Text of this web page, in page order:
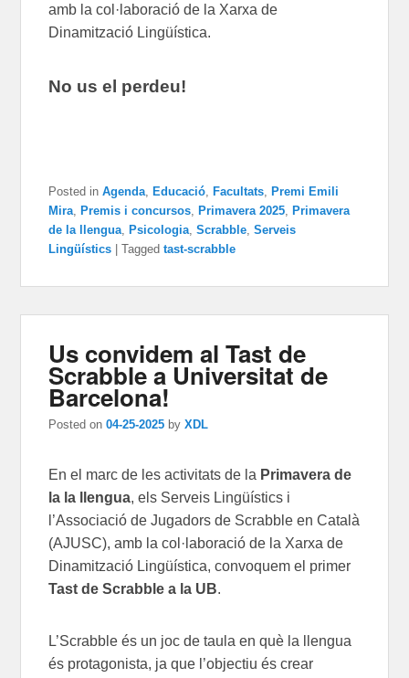
amb la col·laboració de la Xarxa de
Dinamització Lingüística.
No us el perdeu!
Posted in Agenda ,Educació ,Facultats ,Premi Emili
Mira ,Premis i concursos ,Primavera 2025 ,Primavera
de la llengua ,Psicologia ,Scrabble ,Serveis
Lingüístics |Tagged tast-scrabble
Us convidem al Tast de
Scrabble a Universitat de
Barcelona!
Posted on04-25-2025 byXDL
En el marc de les activitats de la Primavera de
la la llengua, els Serveis Lingüístics i
l’Associació de Jugadors de Scrabble en Català
(AJUSC), amb la col·laboració de la Xarxa de
Dinamització Lingüística, convoquem el primer
Tast de Scrabble a la UB.
L’Scrabble és un joc de taula en què la llengua
és protagonista, ja que l’objectiu és crear